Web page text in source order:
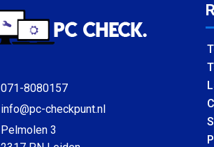
071-8080157
info@pc-checkpunt.nl
Pelmolen 3